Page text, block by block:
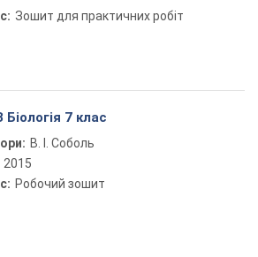
Зошит для практичних робіт
Біологія 7 клас
В. І. Соболь
2015
Робочий зошит